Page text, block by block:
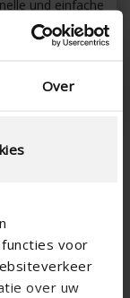
Over
voor
over uw
und einfache
Wartung